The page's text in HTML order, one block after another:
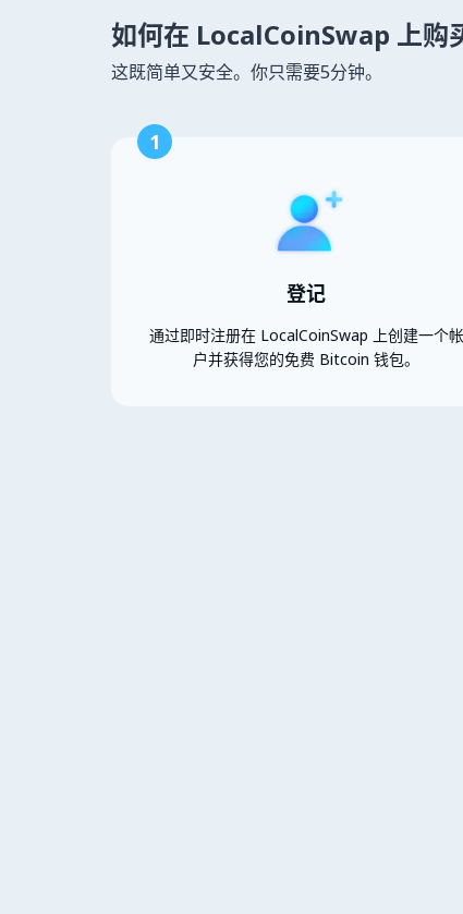
如何在 LocalCoinSwap 上购
这既简单又安全。你只需要5分钟。
1
登记
通过即时注册在 LocalCoinSwap 上创建一个帐
户并获得您的免费 Bitcoin 钱包。